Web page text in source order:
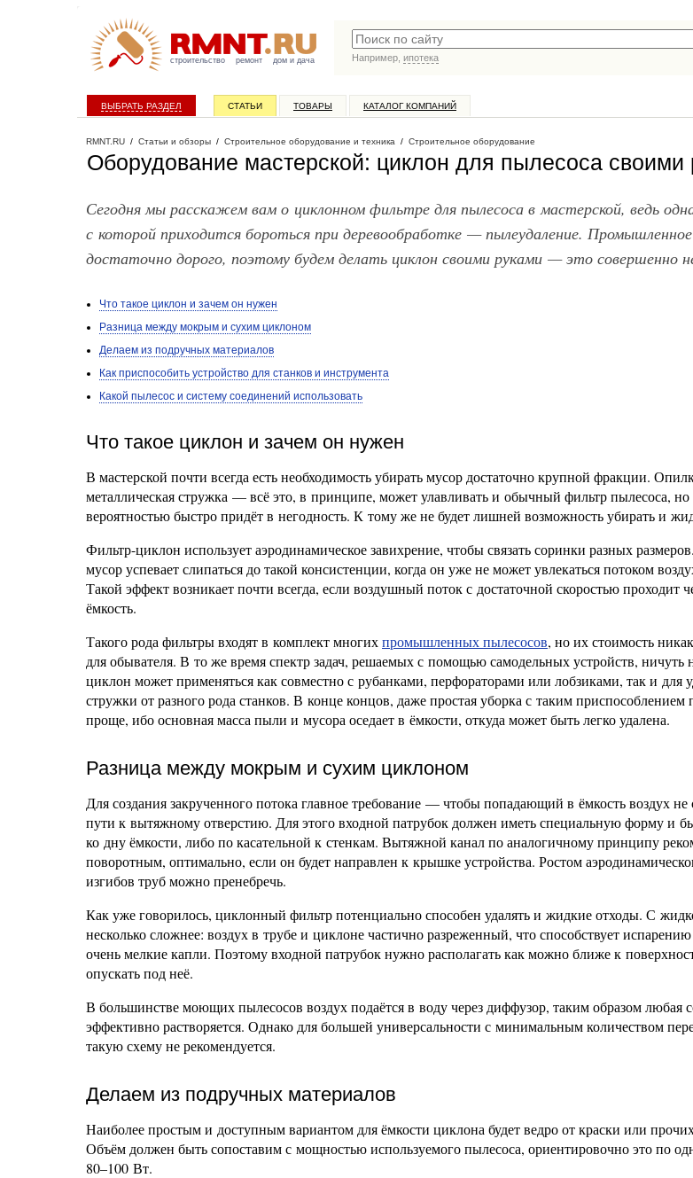
строительство ремонт дом и дача
Например, ипотека
ВЫБРАТЬ РАЗДЕЛ СТАТЬИ ТОВАРЫ КАТАЛОГ КОМПАНИЙ
RMNT.RU / Статьи и обзоры / Строительное оборудование и техника / Строительное оборудование
Оборудование мастерской: циклон для пылесоса своими
Сегодня мы расскажем вам о циклонном фильтре для пылесоса в мастерской, ведь
с которой приходится бороться при деревообработке — пылеудаление.
достаточно дорого, поэтому будем делать циклон своими руками — это совершенно
Что такое циклон и зачем он нужен
Разница между мокрым и сухим циклоном
Делаем из подручных материалов
Как приспособить устройство для станков и инструмента
Какой пылесос и систему соединений использовать
Что такое циклон и зачем он нужен
В мастерской почти всегда есть необходимость убирать мусор достаточно крупной фракции.
металлическая стружка — всё это, в принципе, может улавливать и обычный фильтр пылесоса,
вероятностью быстро придёт в негодность. К тому же не будет лишней возможность убирать и
Фильтр-циклон использует аэродинамическое завихрение, чтобы связать соринки разных
мусор успевает слипаться до такой консистенции, когда он уже не может увлекаться потоком
Такой эффект возникает почти всегда, если воздушный поток с достаточной скоростью проходит
ёмкость.
Такого рода фильтры входят в комплект многихпромышленных пылесосов, но их стоимость
для обывателя. В то же время спектр задач, решаемых с помощью самодельных устройств, ничуть
циклон может применяться как совместно с рубанками, перфораторами или лобзиками, так и для
стружки от разного рода станков. В конце концов, даже простая уборка с таким приспособлением
проще, ибо основная масса пыли и мусора оседает в ёмкости, откуда может быть легко удалена.
Разница между мокрым и сухим циклоном
Для создания закрученного потока главное требование — чтобы попадающий в ёмкость воздух
пути к вытяжному отверстию. Для этого входной патрубок должен иметь специальную форму и
ко дну ёмкости, либо по касательной к стенкам. Вытяжной канал по аналогичному принципу
поворотным, оптимально, если он будет направлен к крышке устройства. Ростом
изгибов труб можно пренебречь.
Как уже говорилось, циклонный фильтр потенциально способен удалять и жидкие отходы. С
несколько сложнее: воздух в трубе и циклоне частично разреженный, что способствует
очень мелкие капли. Поэтому входной патрубок нужно располагать как можно ближе к
опускать под неё.
В большинстве моющих пылесосов воздух подаётся в воду через диффузор, таким образом любая
эффективно растворяется. Однако для большей универсальности с минимальным количеством
такую схему не рекомендуется.
Делаем из подручных материалов
Наиболее простым и доступным вариантом для ёмкости циклона будет ведро от краски или
Объём должен быть сопоставим с мощностью используемого пылесоса, ориентировочно это по
80–100 Вт.